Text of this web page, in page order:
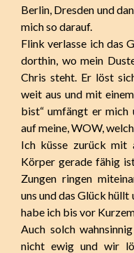
Berlin, Dresden und
mich so darauf.
Flink verlasse ich das
dorthin, wo mein
Chris steht. Er löst
weit aus und mit
bist“ umfängt er mich
auf meine, WOW,
Ich küsse zurück mit
Körper gerade fähig
Zungen ringen
uns und das Glück hüllt
habe ich bis vor
Auch solch
nicht ewig und wir